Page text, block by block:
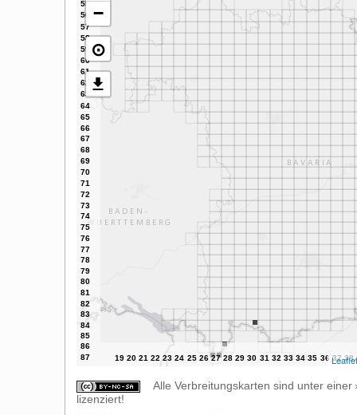
−
⊙
Leaflet
Alle Verbreitungskarten sind unter einer
lizenziert!